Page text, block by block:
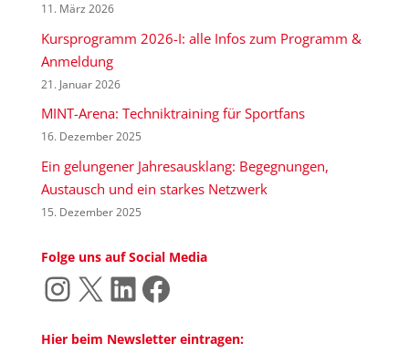
11. März 2026
Kursprogramm 2026-I: alle Infos zum Programm &
Anmeldung
21. Januar 2026
MINT-Arena: Techniktraining für Sportfans
16. Dezember 2025
Ein gelungener Jahresausklang: Begegnungen,
Austausch und ein starkes Netzwerk
15. Dezember 2025
Folge uns auf Social Media
Instagram
X LinkedIn
Facebook
Hier beim Newsletter eintragen: